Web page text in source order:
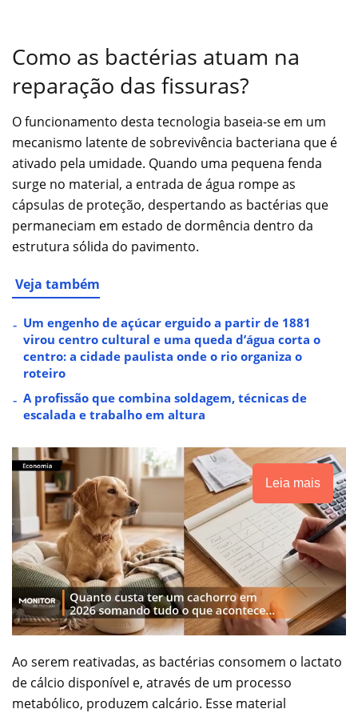
Como as bactérias atuam na
reparação das fissuras?
O funcionamento desta tecnologia baseia-se em um
mecanismo latente de sobrevivência bacteriana que é
ativado pela umidade. Quando uma pequena fenda
surge no material, a entrada de água rompe as
cápsulas de proteção, despertando as bactérias que
permaneciam em estado de dormência dentro da
estrutura sólida do pavimento.
Veja também
Um engenho de açúcar erguido a partir de 1881
virou centro cultural e uma queda d’água corta o
centro: a cidade paulista onde o rio organiza o
roteiro
A profissão que combina soldagem, técnicas de
escalada e trabalho em altura
Leia mais
Ao serem reativadas, as bactérias consomem o lactato
de cálcio disponível e, através de um processo
metabólico, produzem calcário. Esse material